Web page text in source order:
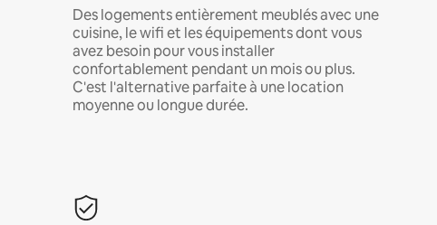
Des logements entièrement meublés avec une
cuisine, le wifi et les équipements dont vous
avez besoin pour vous installer
confortablement pendant un mois ou plus.
C'est l'alternative parfaite à une location
moyenne ou longue durée.